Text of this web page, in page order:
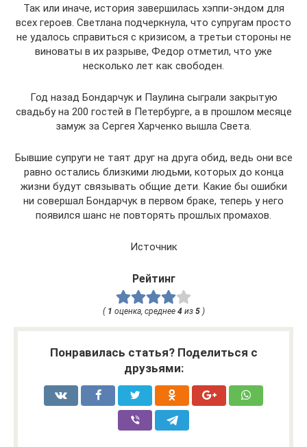
Так или иначе, история завершилась хэппи-эндом для
всех героев. Светлана подчеркнула, что супругам просто
не удалось справиться с кризисом, а третьи стороны не
виноваты в их разрыве, Федор отметил, что уже
несколько лет как свободен.
Год назад Бондарчук и Паулина сыграли закрытую
свадьбу на 200 гостей в Петербурге, а в прошлом месяце
замуж за Сергея Харченко вышла Света.
Бывшие супруги не таят друг на друга обид, ведь они все
равно остались близкими людьми, которых до конца
жизни будут связывать общие дети. Какие бы ошибки
ни совершал Бондарчук в первом браке, теперь у него
появился шанс не повторять прошлых промахов.
Источник
Рейтинг
( 1 оценка, среднее 4из 5)
Понравилась статья? Поделиться с
друзьями: